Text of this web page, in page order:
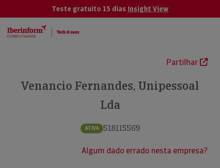
Teste gratuito 15 dias Insight View
Partilhar
Venancio Fernandes, Unipessoal
Lda
ATIVA 518115569
Algum dado errado nesta empresa?